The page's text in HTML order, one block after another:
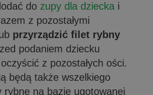
do zupy dla dziecka i
z pozostałymi
przyrządzić filet rybny
podaniem dziecku
z pozostałych ości.
będą także wszelkiego
rybne na bazie ugotowanej